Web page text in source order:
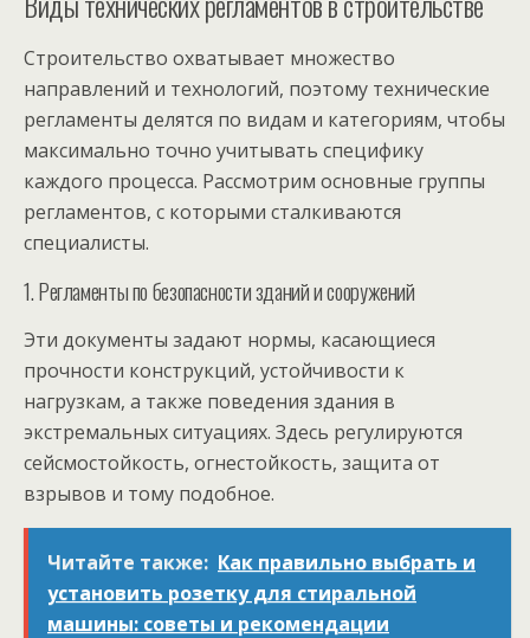
Строительство охватывает множество
направлений и технологий, поэтому технические
регламенты делятся по видам и категориям, чтобы
максимально точно учитывать специфику
каждого процесса. Рассмотрим основные группы
регламентов, с которыми сталкиваются
специалисты.
1. Регламенты по безопасности зданий и сооружений
Эти документы задают нормы, касающиеся
прочности конструкций, устойчивости к
нагрузкам, а также поведения здания в
экстремальных ситуациях. Здесь регулируются
сейсмостойкость, огнестойкость, защита от
взрывов и тому подобное.
Читайте также: Как правильно выбрать и
установить розетку для стиральной
машины: советы и рекомендации